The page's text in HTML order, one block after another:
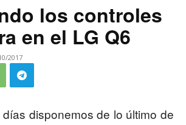
los controles
en el LG Q6
2017
disponemos de lo último de